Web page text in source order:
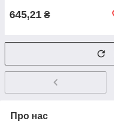
645,21 ₴
Про нас